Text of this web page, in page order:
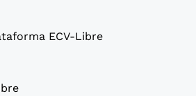
ECV-Libre